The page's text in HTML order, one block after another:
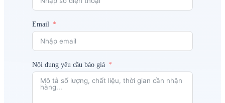
Email
Nội dung yêu cầu báo giá